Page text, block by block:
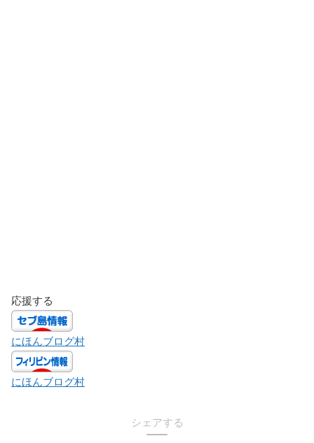
応援する
にほんブログ村
にほんブログ村
シェアする